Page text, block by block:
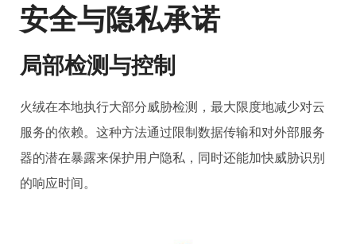
安全与隐私承诺
局部检测与控制
火绒在本地执行大部分威胁检测，最大限度地减少对云
服务的依赖。这种方法通过限制数据传输和对外部服务
器的潜在暴露来保护用户隐私，同时还能加快威胁识别
的响应时间。